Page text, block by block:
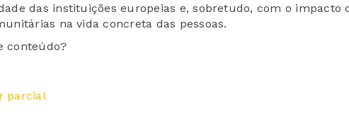
das instituições europeias e, sobretudo, com o impacto
na vida concreta das pessoas.
conteúdo?
parcial